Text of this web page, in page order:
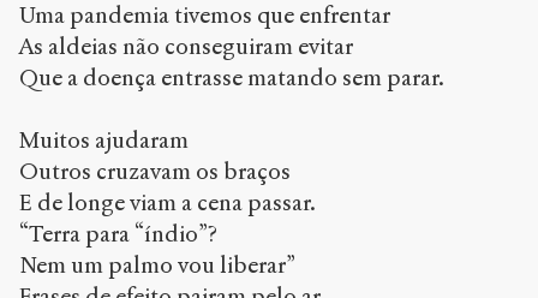
Uma pandemia tivemos que enfrentar
As aldeias não conseguiram evitar
Que a doença entrasse matando sem parar.
Muitos ajudaram
Outros cruzavam os braços
E de longe viam a cena passar.
“Terra para “índio”?
Nem um palmo vou liberar”